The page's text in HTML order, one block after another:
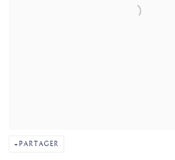
PARTAGER